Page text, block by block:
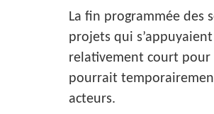
La fin programmée des
projets qui
relativement court pour
pourrait
acteurs.